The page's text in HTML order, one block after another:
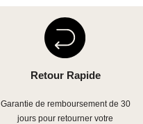
Retour Rapide
Garantie de remboursement de 30
jours pour retourner votre